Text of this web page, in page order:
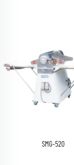
SMG-520